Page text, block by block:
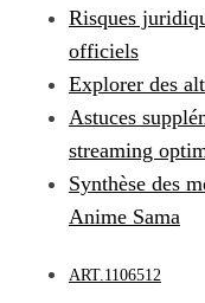
Risques
officiels
Explorer des
Astuces
streaming
Synthèse des
Anime Sama
ART.1106512